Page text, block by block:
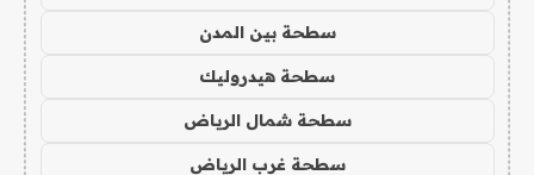
سطحة بين المدن
سطحة هيدروليك
سطحة شمال الرياض
سطحة غرب الرياض